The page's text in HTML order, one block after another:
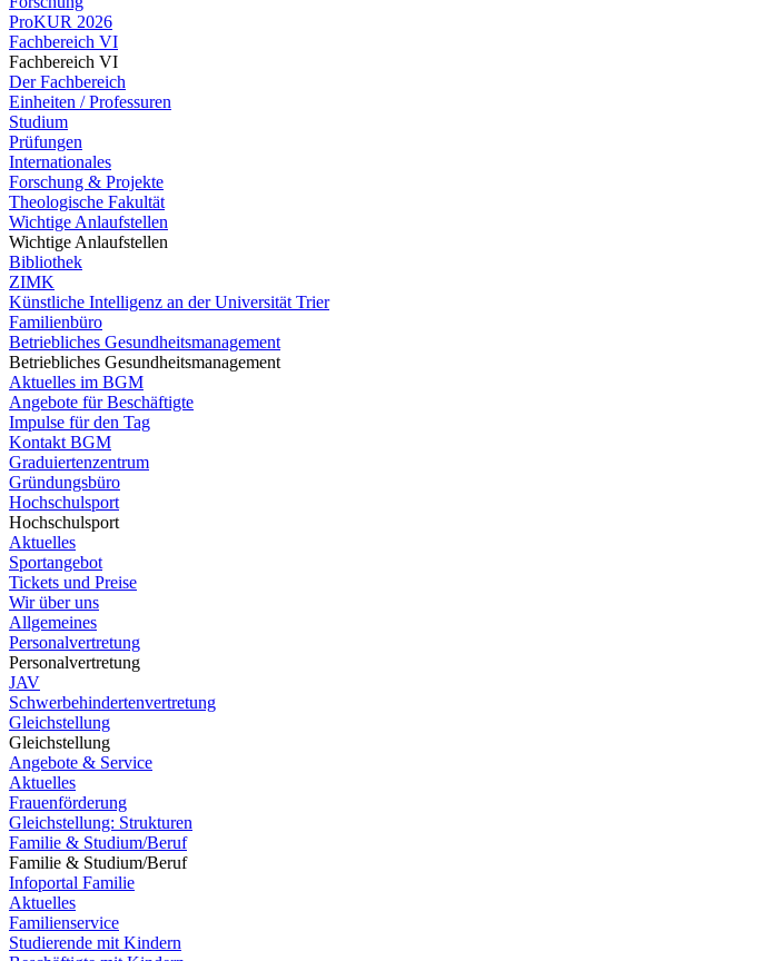
ProKUR 2026
Fachbereich VI
Fachbereich VI
Der Fachbereich
Einheiten / Professuren
Studium
Prüfungen
Internationales
Forschung & Projekte
Theologische Fakultät
Wichtige Anlaufstellen
Wichtige Anlaufstellen
Bibliothek
ZIMK
Künstliche Intelligenz an der Universität Trier
Familienbüro
Betriebliches Gesundheitsmanagement
Betriebliches Gesundheitsmanagement
Aktuelles im BGM
Angebote für Beschäftigte
Impulse für den Tag
Kontakt BGM
Graduiertenzentrum
Gründungsbüro
Hochschulsport
Hochschulsport
Aktuelles
Sportangebot
Tickets und Preise
Wir über uns
Allgemeines
Personalvertretung
Personalvertretung
JAV
Schwerbehindertenvertretung
Gleichstellung
Gleichstellung
Angebote & Service
Aktuelles
Frauenförderung
Gleichstellung: Strukturen
Familie & Studium/Beruf
Familie & Studium/Beruf
Infoportal Familie
Aktuelles
Familienservice
Studierende mit Kindern